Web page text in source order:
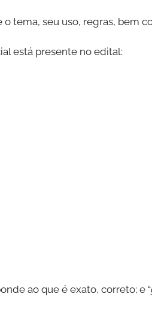
tema, seu uso, regras, bem
está presente no edital:
ao que é exato, correto; e “